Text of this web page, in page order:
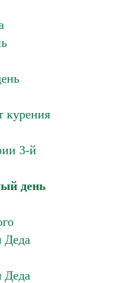
курения
3-й
день
Деда
Деда